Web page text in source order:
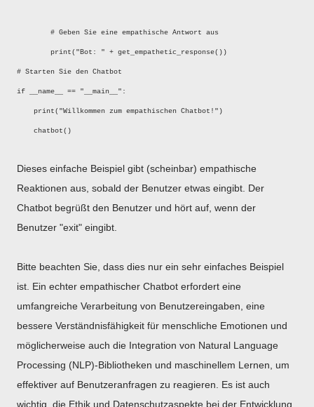
# Geben Sie eine empathische Antwort aus
print("Bot: " + get_empathetic_response())
# Starten Sie den Chatbot
if __name__ == "__main__":
print("Willkommen zum empathischen Chatbot!")
chatbot()
Dieses einfache Beispiel gibt (scheinbar) empathische
Reaktionen aus, sobald der Benutzer etwas eingibt. Der
Chatbot begrüßt den Benutzer und hört auf, wenn der
Benutzer "exit" eingibt.
Bitte beachten Sie, dass dies nur ein sehr einfaches Beispiel
ist. Ein echter empathischer Chatbot erfordert eine
umfangreiche Verarbeitung von Benutzereingaben, eine
bessere Verständnisfähigkeit für menschliche Emotionen und
möglicherweise auch die Integration von Natural Language
Processing (NLP)-Bibliotheken und maschinellem Lernen, um
effektiver auf Benutzeranfragen zu reagieren. Es ist auch
wichtig, die Ethik und Datenschutzaspekte bei der Entwicklung